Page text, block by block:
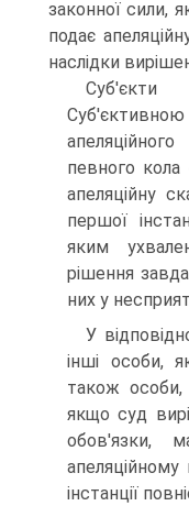
законної сили,
подає
наслідки
Суб'єкти
певного кола
апеляційну
першої
яким
рішення
них у
У
інші особи,
також особи,
якщо суд
обов'язки,
інстанції